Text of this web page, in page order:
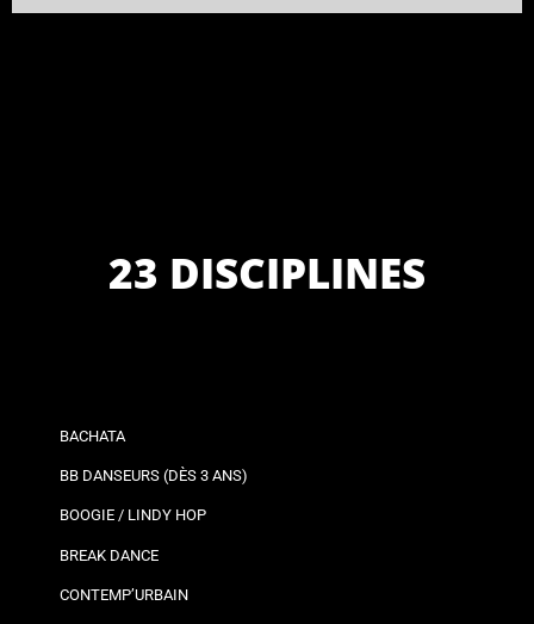
23 DISCIPLINES
BACHATA
BB DANSEURS (DÈS 3 ANS)
BOOGIE / LINDY HOP
BREAK DANCE
CONTEMP’URBAIN